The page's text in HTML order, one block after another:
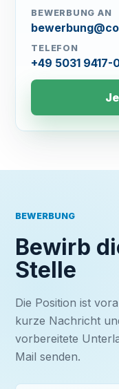
BEWERBUNG AN
TELEFON
+49 5031 9417-
BEWERBUNG
Bewirb
Stelle
Die Position ist
kurze Nachricht
vorbereitete
Mail senden.